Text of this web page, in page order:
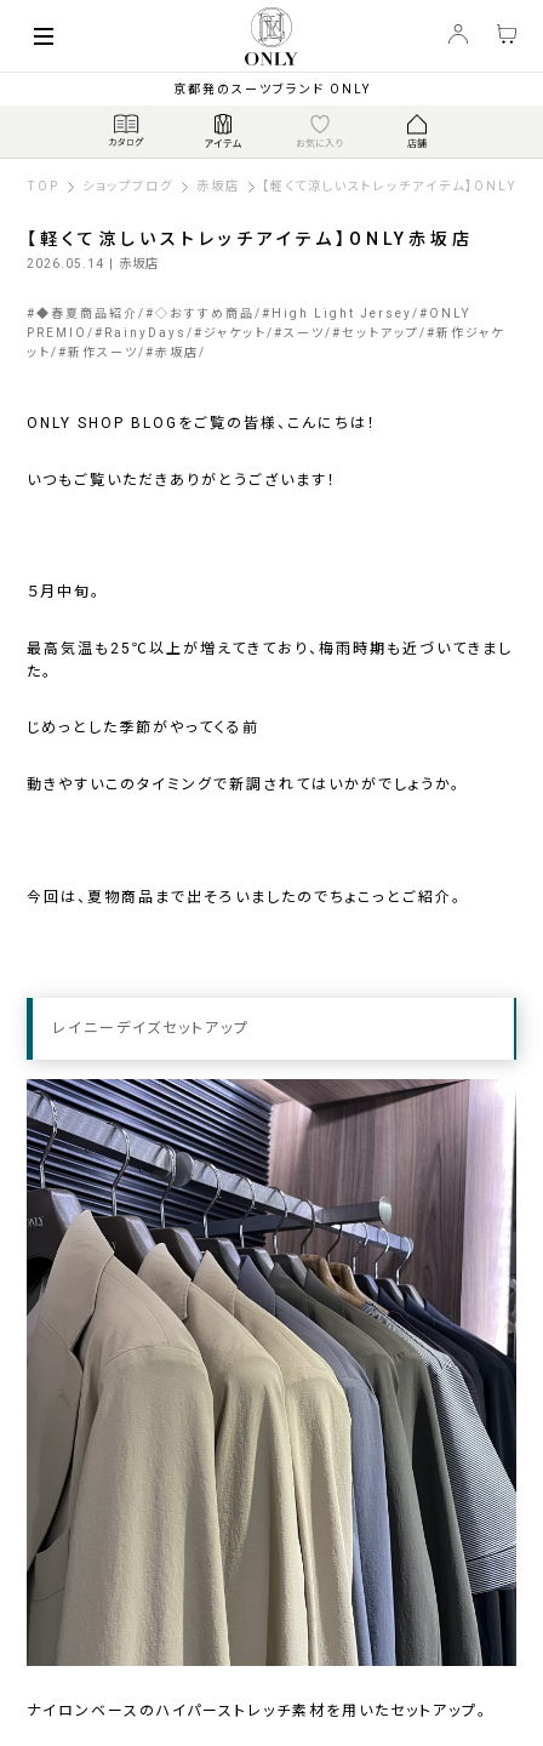
京都発のスーツブランド ONLY
TOP ショップブログ 赤坂店 【軽くて涼しいストレッチアイテム】ONLY赤
【軽くて涼しいストレッチアイテム】ONLY赤坂店
2026.05.14 | 赤坂店
#◆春夏商品紹介 #◇おすすめ商品 # High Light Jersey # ONLY
PREMIO # RainyDays # ジャケット # スーツ #セットアップ #新作ジャケ
ット #新作スーツ #赤坂店
ONLY SHOP BLOG をご覧の皆様、こんにちは！
いつもご覧いただきありがとうございます！
５月中旬。
最高気温も25℃以上が増えてきており、梅雨時期も近づいてきまし
た。
じめっとした季節がやってくる前
動きやすいこのタイミングで新調されてはいかがでしょうか。
今回は、夏物商品まで出そろいましたのでちょこっとご紹介。
レイニーデイズセットアップ
ナイロンベースのハイパーストレッチ素材を用いたセットアップ。